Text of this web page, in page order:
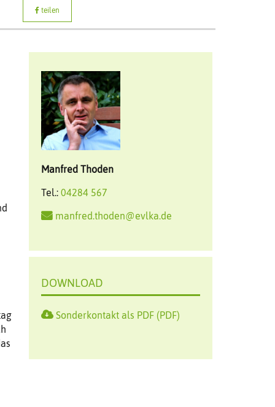
teilen
Manfred Thoden
Tel.: 04284 567
manfred.thoden@evlka.de
DOWNLOAD
Sonderkontakt als PDF (PDF)